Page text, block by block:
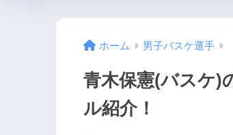
ホーム 男子バスケ選手
青木保憲(バスケ)
ル紹介！